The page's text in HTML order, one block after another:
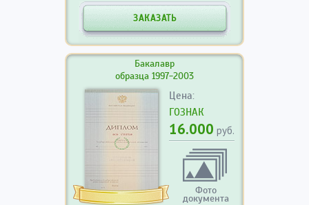
ЗАКАЗАТЬ
Бакалавр
образца 1997-2003
Цена:
ГОЗНАК
16.000 руб.
Фото
документа